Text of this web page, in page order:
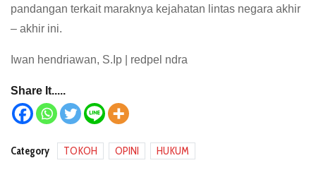
pandangan terkait maraknya kejahatan lintas negara akhir
– akhir ini.
Iwan hendriawan, S.Ip | redpel ndra
Share It.....
Category TOKOH OPINI HUKUM